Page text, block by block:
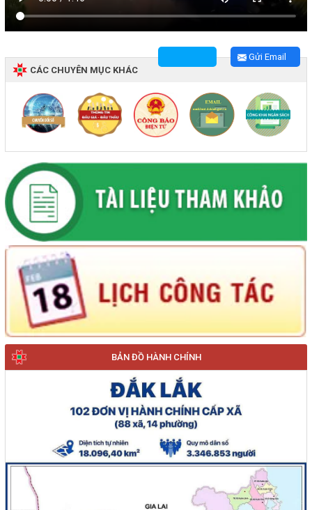
BẢN ĐỒ HÀNH CHÍNH
Gửi Email
CÁC CHUYÊN MỤC KHÁC